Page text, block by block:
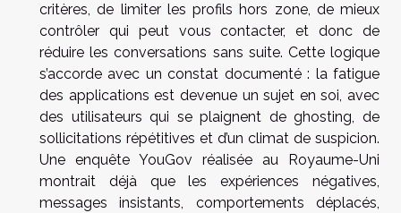
critères, de limiter les profils hors zone, de mieux
contrôler qui peut vous contacter, et donc de
réduire les conversations sans suite. Cette logique
s’accorde avec un constat documenté : la fatigue
des applications est devenue un sujet en soi, avec
des utilisateurs qui se plaignent de ghosting, de
sollicitations répétitives et d’un climat de suspicion.
Une enquête YouGov réalisée au Royaume-Uni
montrait déjà que les expériences négatives,
messages insistants, comportements déplacés,